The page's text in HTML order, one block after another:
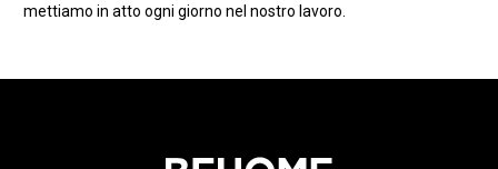
mettiamo in atto ogni giorno nel nostro lavoro.